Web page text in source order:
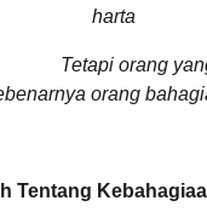
harta
yang
orang
Tentang